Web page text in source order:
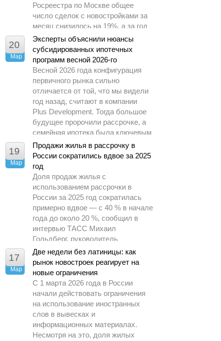
Росреестра по Москве общее
число сделок с новостройками за
месяц снизилось на 19%, а за год
– почти в 1,5 раза.
20
Мар
Эксперты объяснили нюансы
субсидированных ипотечных
программ весной 2026-го
Весной 2026 года конфигурация
первичного рынка сильно
отличается от той, что мы видели
год назад, считают в компании
Plus Development. Тогда большое
будущее пророчили рассрочке, а
семейная ипотека была ключевым
драйвером спроса.
19
Мар
Продажи жилья в рассрочку в
России сократились вдвое за 2025
год
Доля продаж жилья с
использованием рассрочки в
России за 2025 год сократилась
примерно вдвое — с 40 % в начале
года до около 20 %, сообщил в
интервью ТАСС Михаил
Гольдберг, руководитель
аналитического центра ДОМ.РФ.
17
Мар
Две недели без латиницы: как
рынок новостроек реагирует на
новые ограничения
С 1 марта 2026 года в России
начали действовать ограничения
на использование иностранных
слов в вывесках и
информационных материалах.
Несмотря на это, доля жилых